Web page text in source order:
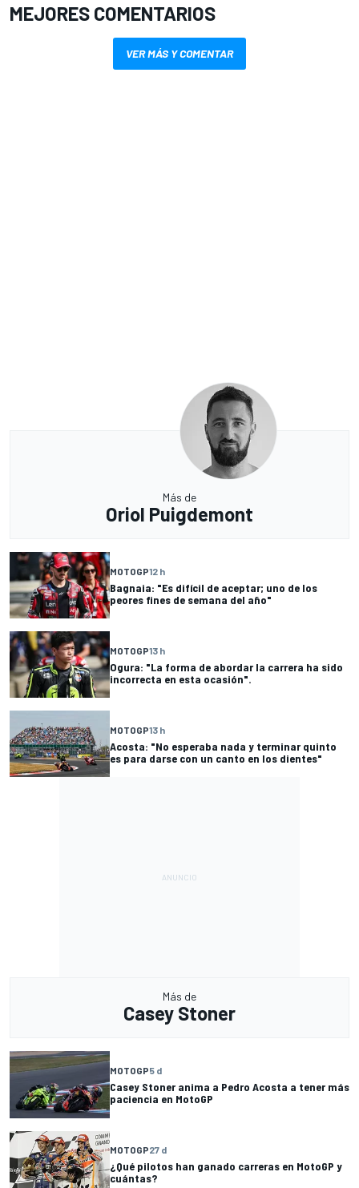
MEJORES COMENTARIOS
VER MÁS Y COMENTAR
Más de
Oriol Puigdemont
MOTOGP12 h
Bagnaia: "Es difícil de aceptar; uno de los
peores fines de semana del año"
MOTOGP13 h
Ogura: "La forma de abordar la carrera ha sido
incorrecta en esta ocasión".
MOTOGP13 h
Acosta: "No esperaba nada y terminar quinto
es para darse con un canto en los dientes"
Más de
Casey Stoner
MOTOGP5 d
Casey Stoner anima a Pedro Acosta a tener más
paciencia en MotoGP
MOTOGP27 d
¿Qué pilotos han ganado carreras en MotoGP y
cuántas?